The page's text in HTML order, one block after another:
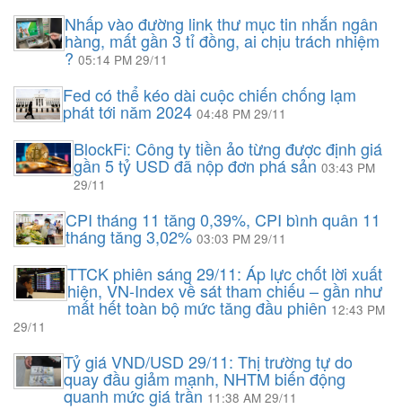
Nhấp vào đường link thư mục tin nhắn ngân
hàng, mất gần 3 tỉ đồng, ai chịu trách nhiệm
?05:14 PM 29/11
Fed có thể kéo dài cuộc chiến chống lạm
phát tới năm 202404:48 PM 29/11
BlockFi: Công ty tiền ảo từng được định giá
gần 5 tỷ USD đã nộp đơn phá sản03:43 PM
29/11
CPI tháng 11 tăng 0,39%, CPI bình quân 11
tháng tăng 3,02%03:03 PM 29/11
TTCK phiên sáng 29/11: Áp lực chốt lời xuất
hiện, VN-Index về sát tham chiếu – gần như
mất hết toàn bộ mức tăng đầu phiên12:43 PM
29/11
Tỷ giá VND/USD 29/11: Thị trường tự do
quay đầu giảm mạnh, NHTM biến động
quanh mức giá trần 11:38 AM 29/11